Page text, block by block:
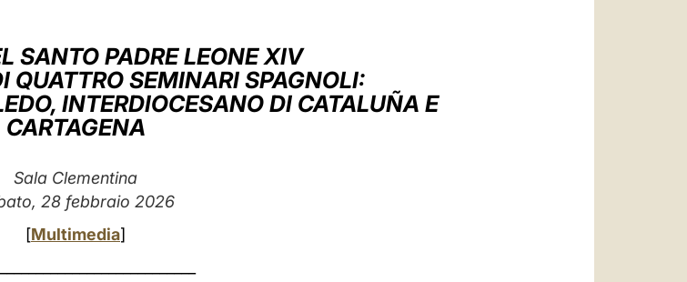
SANTO PADRE LEONE XIV
QUATTRO SEMINARI SPAGNOLI:
INTERDIOCESANO DI CATALUÑA E
CARTAGENA
Sala Clementina
28 febbraio 2026
[Multimedia]